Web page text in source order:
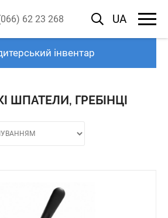
62 23 268 UA
інвентар
ШПАТЕЛИ, ГРЕБІНЦІ